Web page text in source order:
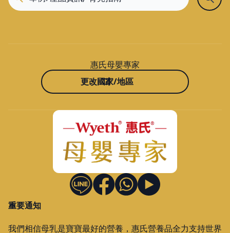
惠氏母嬰專家
更改國家/地區
重要通知
我們相信母乳是寶寶最好的營養，惠氏營養品全力支持世界